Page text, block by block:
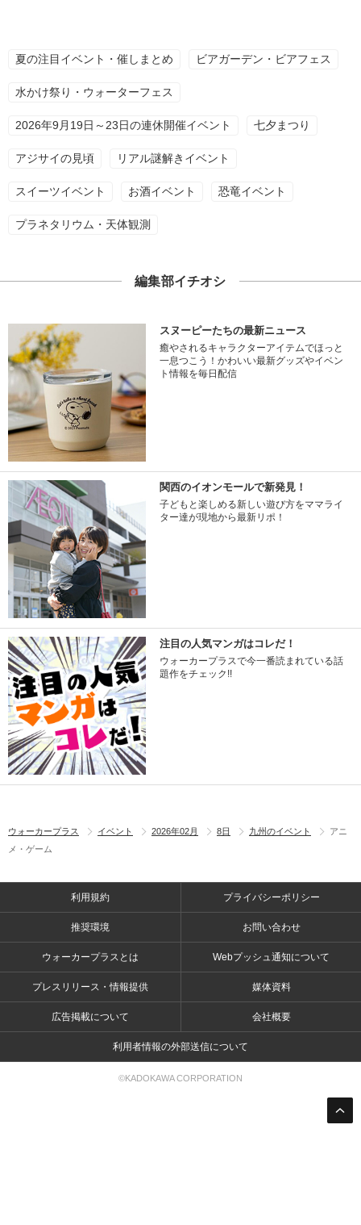
夏の注目イベント・催しまとめ ビアガーデン・ビアフェス
水かけ祭り・ウォーターフェス
2026年9月19日～23日の連休開催イベント 七夕まつり
アジサイの見頃 リアル謎解きイベント
スイーツイベント お酒イベント 恐竜イベント
プラネタリウム・天体観測
編集部イチオシ
スヌーピーたちの最新ニュース
癒やされるキャラクターアイテムでほっと
一息つこう！かわいい最新グッズやイベン
ト情報を毎日配信
関西のイオンモールで新発見！
子どもと楽しめる新しい遊び方をママライ
ター達が現地から最新リポ！
注目の人気マンガはコレだ！
ウォーカープラスで今一番読まれている話
題作をチェック!!
ウォーカープラス イベント 2026年02月 8日 九州のイベント
アニ
メ・ゲーム
利用規約 プライバシーポリシー
推奨環境 お問い合わせ
ウォーカープラスとは Webプッシュ通知について
プレスリリース・情報提供 媒体資料
広告掲載について 会社概要
利用者情報の外部送信について
©KADOKAWA CORPORATION